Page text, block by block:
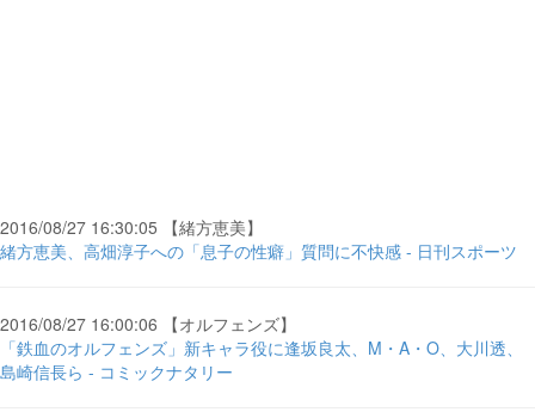
2016/08/27 16:30:05 【緒方恵美】
緒方恵美、高畑淳子への「息子の性癖」質問に不快感 - 日刊スポーツ
2016/08/27 16:00:06 【オルフェンズ】
「鉄血のオルフェンズ」新キャラ役に逢坂良太、M・A・O、大川透、
島崎信長ら - コミックナタリー